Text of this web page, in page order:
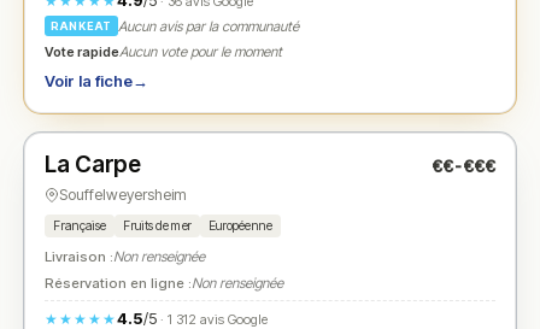
RANKEAT
Aucun avis par la communauté
Vote rapideAucun vote pour le moment
Voir la fiche→
★ N° 2
La Carpe €€-€€€
Souffelweyersheim
Française Fruits de mer Européenne
Livraison :Non renseignée
Réservation en ligne :Non renseignée
★★★★★4.5/5· 1 312 avis Google